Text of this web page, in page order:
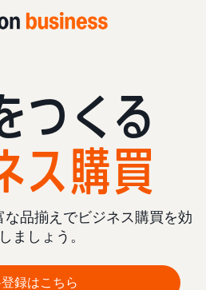
つくる
ス購買
品揃えでビジネス購買を効
ましょう。
録はこちら